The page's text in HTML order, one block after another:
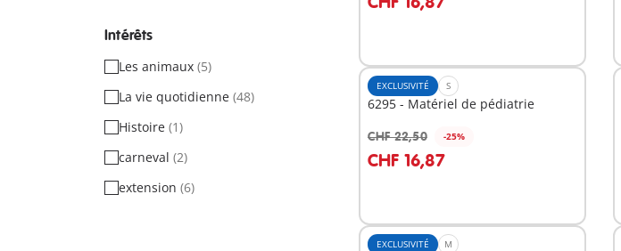
Intérêts
Les animaux (5)
La vie quotidienne (48)
Histoire (1)
carneval (2)
extension (6)
EXCLUSIVITÉ S
6295 - Matériel de pédiatrie
CHF 22,50 -25%
CHF 16,87
EXCLUSIVITÉ M